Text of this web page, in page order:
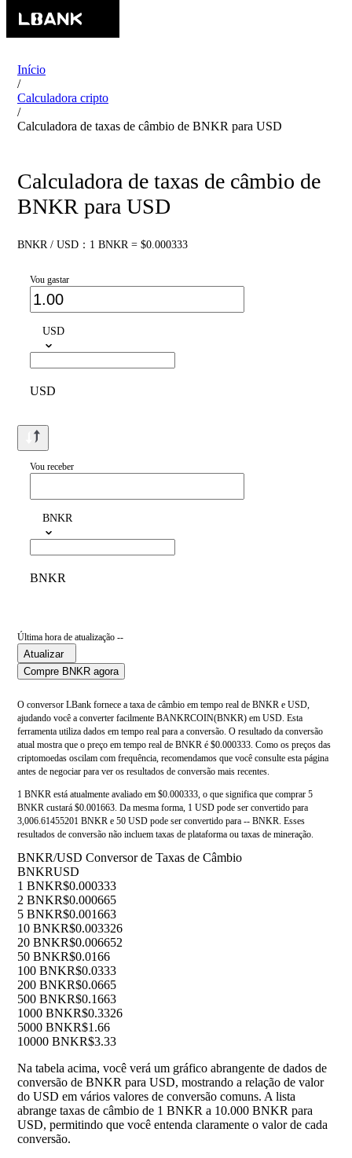
Início
/
Calculadora cripto
/
Calculadora de taxas de câmbio de BNKR para USD
Calculadora de taxas de câmbio de
BNKR para USD
BNKR / USD：1 BNKR = $0.000333
Vou gastar
USD
USD
Vou receber
BNKR
BNKR
Última hora de atualização --
Atualizar
Compre BNKR agora
O conversor LBank fornece a taxa de câmbio em tempo real de BNKR e USD,
ajudando você a converter facilmente BANKRCOIN(BNKR) em USD. Esta
ferramenta utiliza dados em tempo real para a conversão. O resultado da conversão
atual mostra que o preço em tempo real de BNKR é $0.000333. Como os preços das
criptomoedas oscilam com frequência, recomendamos que você consulte esta página
antes de negociar para ver os resultados de conversão mais recentes.
1 BNKR está atualmente avaliado em $0.000333, o que significa que comprar 5
BNKR custará $0.001663. Da mesma forma, 1 USD pode ser convertido para
3,006.61455201 BNKR e 50 USD pode ser convertido para -- BNKR. Esses
resultados de conversão não incluem taxas de plataforma ou taxas de mineração.
BNKR/USD Conversor de Taxas de Câmbio
BNKRUSD
1 BNKR$0.000333
2 BNKR$0.000665
5 BNKR$0.001663
10 BNKR$0.003326
20 BNKR$0.006652
50 BNKR$0.0166
100 BNKR$0.0333
200 BNKR$0.0665
500 BNKR$0.1663
1000 BNKR$0.3326
5000 BNKR$1.66
10000 BNKR$3.33
Na tabela acima, você verá um gráfico abrangente de dados de
conversão de BNKR para USD, mostrando a relação de valor
do USD em vários valores de conversão comuns. A lista
abrange taxas de câmbio de 1 BNKR a 10.000 BNKR para
USD, permitindo que você entenda claramente o valor de cada
conversão.